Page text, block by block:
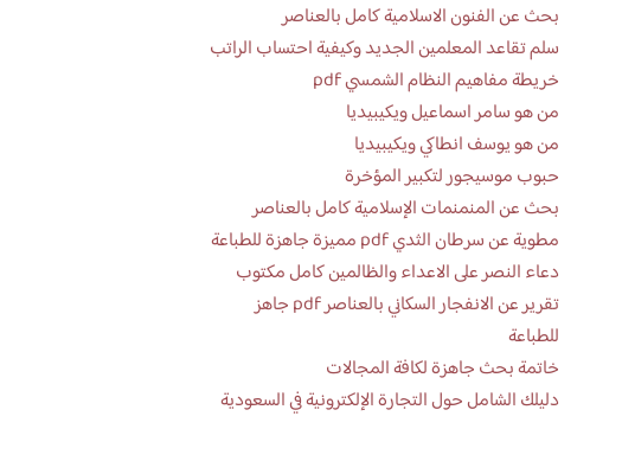
بحث عن الفنون الاسلامية كامل بالعناصر
سلم تقاعد المعلمين الجديد وكيفية احتساب الراتب
خريطة مفاهيم النظام الشمسي pdf
من هو سامر اسماعيل ويكيبيديا
من هو يوسف انطاكي ويكيبيديا
حبوب موسيجور لتكبير المؤخرة
بحث عن المنمنمات الإسلامية كامل بالعناصر
مطوية عن سرطان الثدي pdf مميزة جاهزة للطباعة
دعاء النصر على الاعداء والظالمين كامل مكتوب
تقرير عن الانفجار السكاني بالعناصر pdf جاهز
للطباعة
خاتمة بحث جاهزة لكافة المجالات
دليلك الشامل حول التجارة الإلكترونية في السعودية